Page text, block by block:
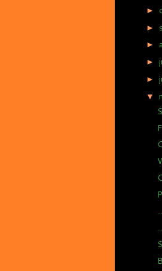
►
►
►
►
►
▼